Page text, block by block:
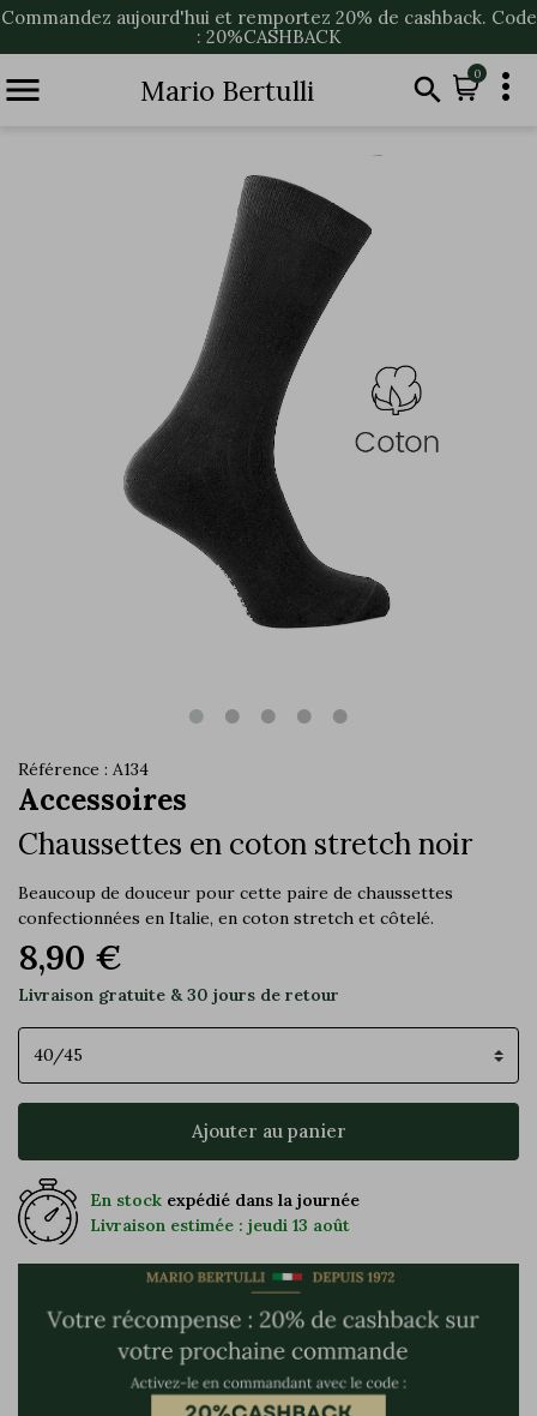
Commandez aujourd'hui et remportez 20% de cashback. Code
: 20%CASHBACK
 Mario Bertulli  0 
Référence : A134
Accessoires
Chaussettes en coton stretch noir
Beaucoup de douceur pour cette paire de chaussettes
confectionnées en Italie, en coton stretch et côtelé.
8,90 €
Livraison gratuite & 30 jours de retour
Pointure
Ajouter au panier
En stock expédié dans la journée
Livraison estimée : jeudi 13 août